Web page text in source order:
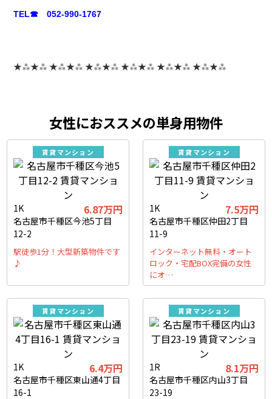
TEL☎ 052-990-1767
★⁂★⁂ ★⁂★⁂ ★⁂★⁂ ★⁂★⁂ ★⁂★⁂ ★⁂★⁂
女性におススメの単身用物件
賃貸マンション
1K 6.87万円
名古屋市千種区今池5丁目
12-2
駅徒歩1分！大型新築物件です
♪
賃貸マンション
1K 7.5万円
名古屋市千種区仲田2丁目
11-9
インターネット無料・オート
ロック・宅配BOX完備の女性
にオ…
賃貸マンション
1K 6.4万円
名古屋市千種区東山通4丁目
16-1
賃貸マンション
1R 8.1万円
名古屋市千種区内山3丁目
23-19